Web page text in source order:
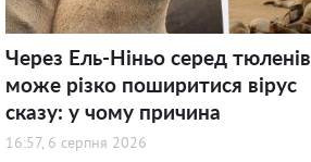
Через Ель-Ніньо серед тюленів
може різко поширитися вірус
сказу: у чому причина
16:57, 6 серпня 2026